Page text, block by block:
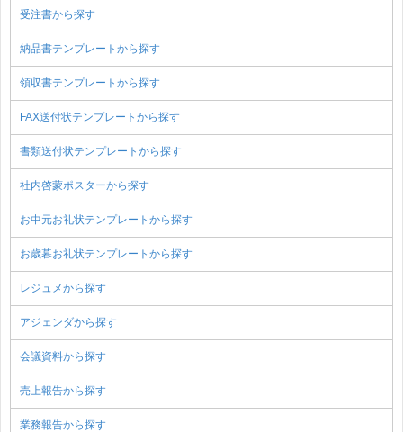
受注書から探す
納品書テンプレートから探す
領収書テンプレートから探す
FAX送付状テンプレートから探す
書類送付状テンプレートから探す
社内啓蒙ポスターから探す
お中元お礼状テンプレートから探す
お歳暮お礼状テンプレートから探す
レジュメから探す
アジェンダから探す
会議資料から探す
売上報告から探す
業務報告から探す